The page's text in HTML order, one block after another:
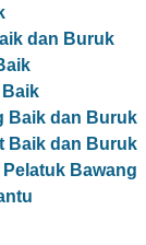
dan Buruk
Baik dan Buruk
Baik dan Buruk
Bawang